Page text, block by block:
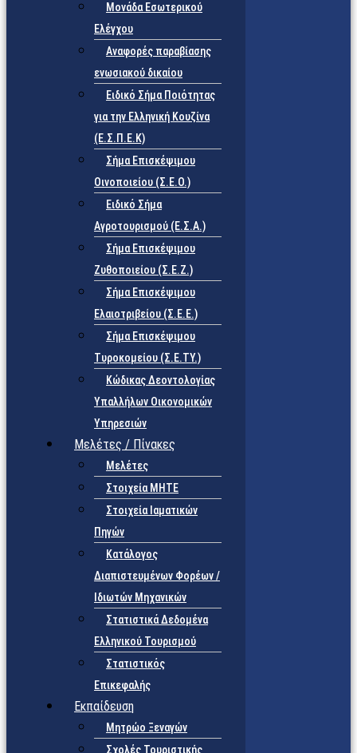
Μονάδα Εσωτερικού
Ελέγχου
Αναφορές παραβίασης
ενωσιακού δικαίου
Ειδικό Σήμα Ποιότητας
για την Ελληνική Κουζίνα
(Ε.Σ.Π.Ε.Κ)
Σήμα Επισκέψιμου
Οινοποιείου (Σ.Ε.Ο.)
Ειδικό Σήμα
Αγροτουρισμού (Ε.Σ.Α.)
Σήμα Επισκέψιμου
Ζυθοποιείου (Σ.Ε.Ζ.)
Σήμα Επισκέψιμου
Ελαιοτριβείου (Σ.Ε.Ε.)
Σήμα Επισκέψιμου
Τυροκομείου (Σ.Ε.TY.)
Κώδικας Δεοντολογίας
Υπαλλήλων Οικονομικών
Υπηρεσιών
Μελέτες / Πίνακες
Μελέτες
Στοιχεία ΜΗΤΕ
Στοιχεία Ιαματικών
Πηγών
Κατάλογος
Διαπιστευμένων Φορέων /
Ιδιωτών Μηχανικών
Στατιστικά Δεδομένα
Ελληνικού Τουρισμού
Στατιστικός
Επικεφαλής
Εκπαίδευση
Μητρώο Ξεναγών
Σχολές Τουριστικής